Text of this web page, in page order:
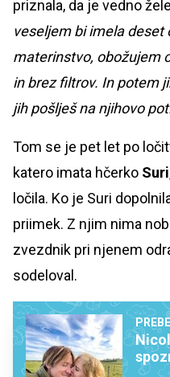
priznala, da je vedno
veseljem bi imela deset
materinstvo, obožujem
in brez filtrov. In potem
jih pošlješ na njihovo
Tom se je pet let po
katero imata hčerko Suri
ločila. Ko je Suri
priimek. Z njim nima
zvezdnik pri njenem
sodeloval.